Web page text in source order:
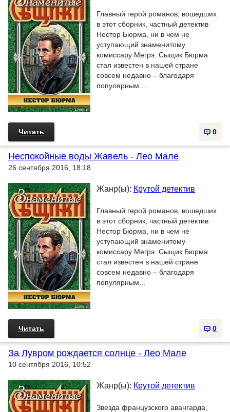
Главный герой романов, вошедших
в этот сборник, частный детектив
Нестор Бюрма, ни в чем не
уступающий знаменитому
комиссару Мегрэ. Сыщик Бюрма
стал известен в нашей стране
совсем недавно – благодаря
популярным...
0
Читать
Неспокойные воды Жавель - Лео Мале
26 сентября 2016, 18:18
Жанр(ы): Крутой детектив
Главный герой романов, вошедших
в этот сборник, частный детектив
Нестор Бюрма, ни в чем не
уступающий знаменитому
комиссару Мегрэ. Сыщик Бюрма
стал известен в нашей стране
совсем недавно – благодаря
популярным...
0
Читать
За Лувром рождается солнце - Лео Мале
10 сентября 2016, 10:52
Жанр(ы): Крутой детектив
Звезда французского авангарда,